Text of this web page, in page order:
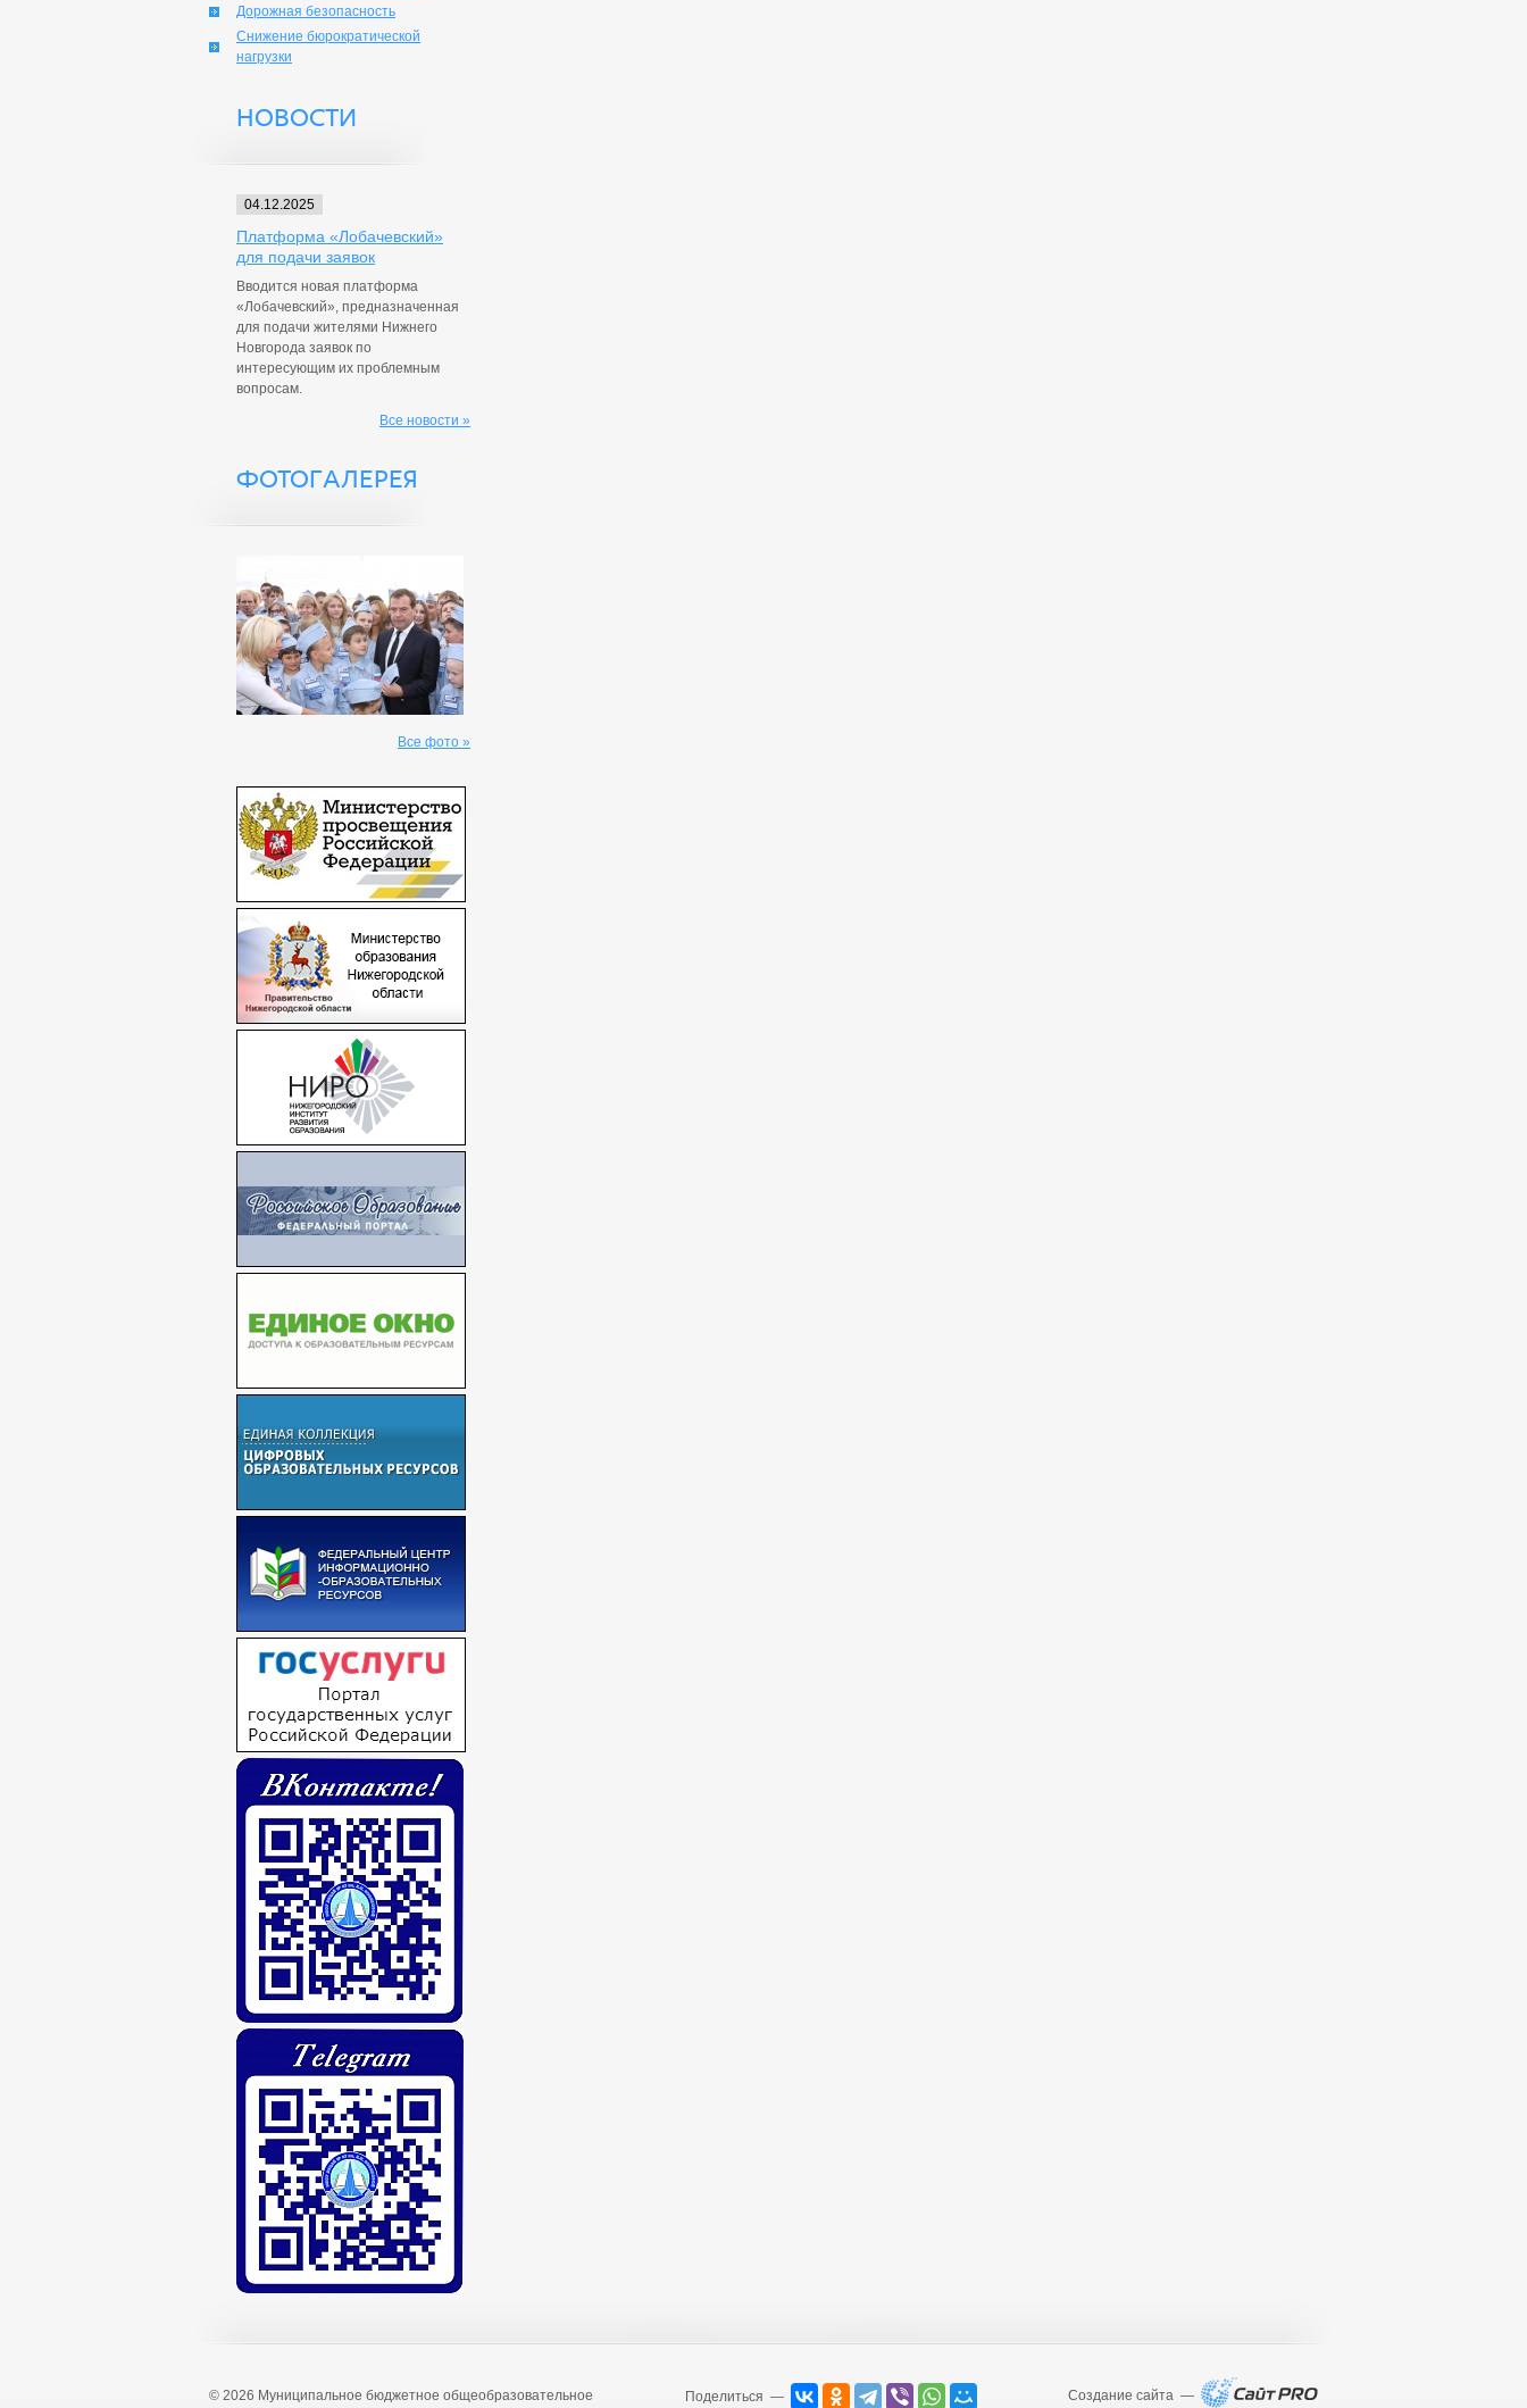
Дорожная безопасность
Снижение бюрократической
нагрузки
НОВОСТИ
04.12.2025
Платформа «Лобачевский»
для подачи заявок
Вводится новая платформа
«Лобачевский», предназначенная
для подачи жителями Нижнего
Новгорода заявок по
интересующим их проблемным
вопросам.
Все новости »
ФОТОГАЛЕРЕЯ
Все фото »
© 2026 Муниципальное бюджетное общеобразовательное Поделиться — Создание сайта —